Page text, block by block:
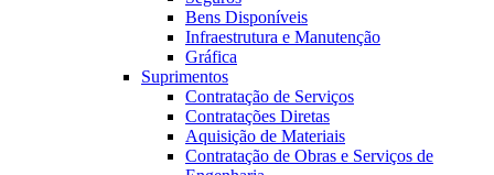
Bens Disponíveis
Infraestrutura e Manutenção
Gráfica
Suprimentos
Contratação de Serviços
Contratações Diretas
Aquisição de Materiais
Contratação de Obras e Serviços de